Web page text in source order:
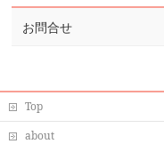
お問合せ
Top
about